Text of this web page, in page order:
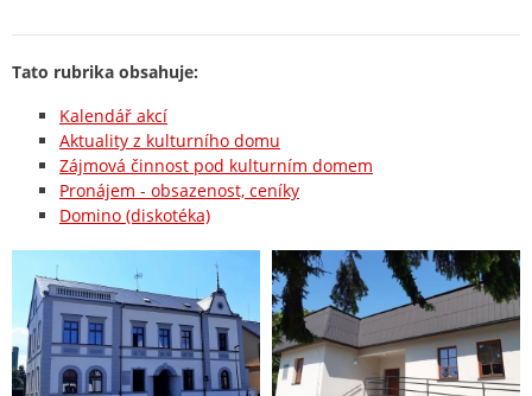
Tato rubrika obsahuje:
Kalendář akcí
Aktuality z kulturního domu
Zájmová činnost pod kulturním domem
Pronájem - obsazenost, ceníky
Domino (diskotéka)